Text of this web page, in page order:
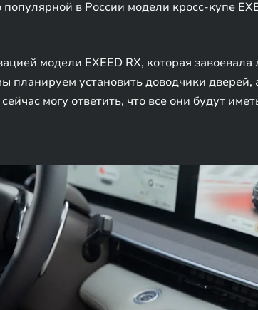
в России модели кросс-купе
модели EXEED RX, которая
планируем установить доводчики дверей,
могу ответить, что все они будут